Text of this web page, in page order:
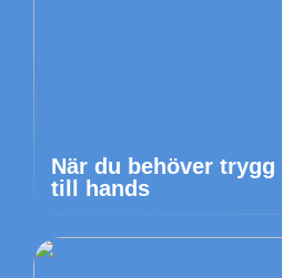
När du behöver
till hands